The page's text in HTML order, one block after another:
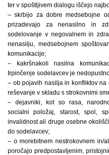
ter v spoštljivem dialogu iščejo
– skrbijo za dobre medsebojne
prizadevajo za nenasilno in
sodelovanje v negovalnem in
nenasilju, medsebojnem
komunikacije;
– kakršnakoli nasilna
trpinčenje sodelavcev je
– ob pojavih nasilja in konfliktov
reševanje v skladu s strokovnimi
– dejavniki, kot so rasa,
socialni položaj, starost, spol,
invalidnost ali druge osebne
do sodelavcev;
– o morebitnem nestrokovnem in/
poročajo predpostavljenim,